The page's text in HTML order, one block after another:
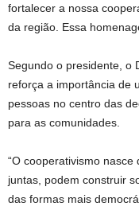
fortalecer a nossa
da região. Essa
Segundo o presidente, o
reforça a importância de
pessoas no centro das
para as comunidades.
“O cooperativismo nasce
juntas, podem construir
das formas mais